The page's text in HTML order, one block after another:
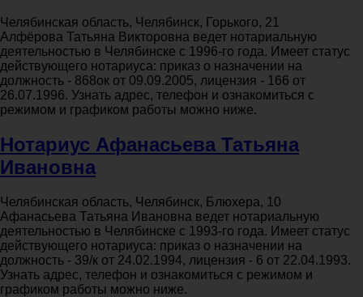
Челябинская область, Челябинск, Горького, 21
Алфёрова Татьяна Викторовна ведет нотариальную
деятельностью в Челябинске с 1996-го года. Имеет статус
действующего нотариуса: приказ о назначении на
должность - 868ок от 09.09.2005, лицензия - 166 от
26.07.1996. Узнать адрес, телефон и ознакомиться с
режимом и графиком работы можно ниже.
Нотариус Афанасьева Татьяна
Ивановна
Челябинская область, Челябинск, Блюхера, 10
Афанасьева Татьяна Ивановна ведет нотариальную
деятельностью в Челябинске с 1993-го года. Имеет статус
действующего нотариуса: приказ о назначении на
должность - 39/к от 24.02.1994, лицензия - 6 от 22.04.1993.
Узнать адрес, телефон и ознакомиться с режимом и
графиком работы можно ниже.